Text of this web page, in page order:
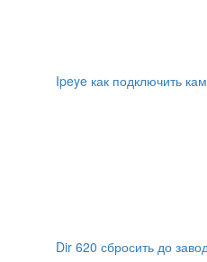
Ipeye как подключить
Dir 620 сбросить до